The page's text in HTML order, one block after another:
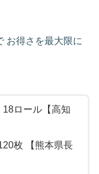
お得さを最大限に
ロール【高知
枚 【熊本県長